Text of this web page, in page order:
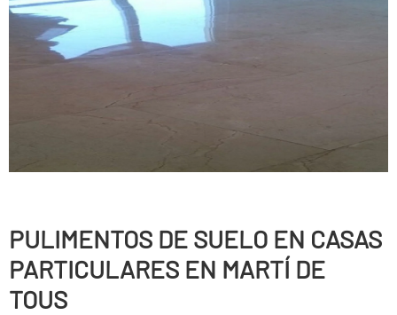
PULIMENTOS DE SUELO EN CASAS
PARTICULARES EN MARTÍ DE
TOUS